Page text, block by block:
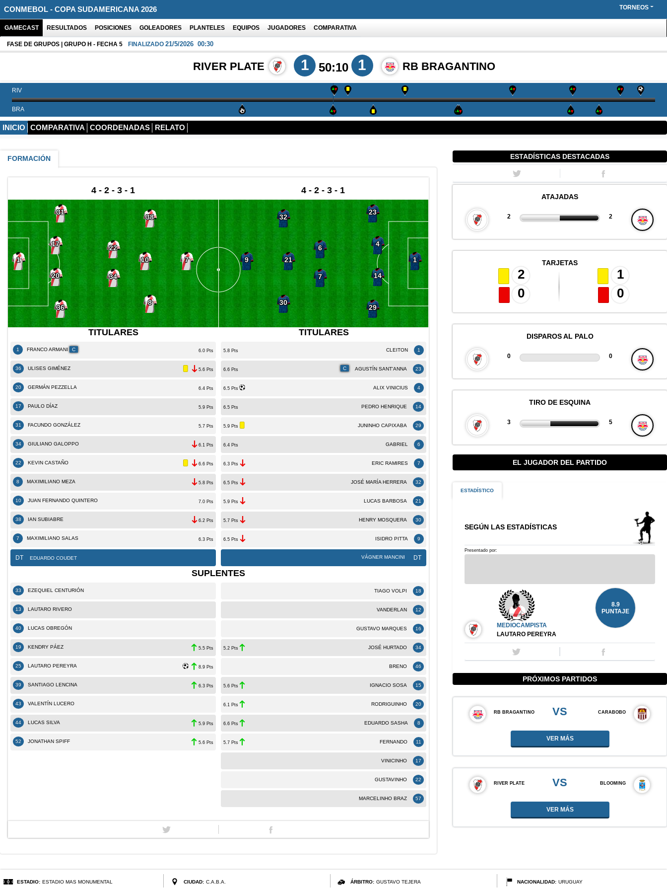
CONMEBOL - COPA SUDAMERICANA 2026 TORNEOS
GAMECAST RESULTADOS POSICIONES GOLEADORES PLANTELES EQUIPOS JUGADORES COMPARATIVA
FASE DE GRUPOS | GRUPO H - FECHA 5 FINALIZADO 21/5/2026 00:30
RIVER PLATE 1 50:10 1 RB BRAGANTINO
RIV
BRA
RELATO
COMPARATIVA COORDENADAS
INICIO
ESTADÍSTICAS DESTACADAS
ATAJADAS
2 2
TARJETAS
2
0
1
0
DISPAROS AL PALO
0 0
TIRO DE ESQUINA
3 5
FORMACIÓN
4 - 2 - 3 - 1
1
31
17
20
36
22
34
38
10
8
7
4 - 2 - 3 - 1
1
23
4
14
29
6
7
32
21
30
9
TITULARES
1 FRANCO ARMANI C 6.0 Pts
36 ULISES GIMÉNEZ 5.6 Pts
20 GERMÁN PEZZELLA 6.4 Pts
17 PAULO DÍAZ 5.9 Pts
31 FACUNDO GONZÁLEZ 5.7 Pts
34 GIULIANO GALOPPO 6.1 Pts
22 KEVIN CASTAÑO 6.6 Pts
8 MAXIMILIANO MEZA 5.8 Pts
10 JUAN FERNANDO QUINTERO 7.0 Pts
38 IAN SUBIABRE 6.2 Pts
7 MAXIMILIANO SALAS 6.3 Pts
DT EDUARDO COUDET
TITULARES
1
CLEITON
5.8 Pts
23
AGUSTÍN SANT'ANNA
C
6.6 Pts
4
ALIX VINICIUS
6.5 Pts
14
PEDRO HENRIQUE
6.5 Pts
29
JUNINHO CAPIXABA
5.9 Pts
6
GABRIEL
6.4 Pts
7
ERIC RAMIRES
6.3 Pts
32
JOSÉ MARÍA HERRERA
6.5 Pts
21
LUCAS BARBOSA
5.9 Pts
30
HENRY MOSQUERA
5.7 Pts
9
ISIDRO PITTA
6.5 Pts
DT
VÁGNER MANCINI
SUPLENTES
33 EZEQUIEL CENTURIÓN
13 LAUTARO RIVERO
40 LUCAS OBREGÓN
19 KENDRY PÁEZ 5.5 Pts
25 LAUTARO PEREYRA 8.9 Pts
39 SANTIAGO LENCINA 6.3 Pts
43 VALENTÍN LUCERO
44 LUCAS SILVA 5.9 Pts
52 JONATHAN SPIFF 5.6 Pts
18
TIAGO VOLPI
12
VANDERLAN
16
GUSTAVO MARQUES
34
JOSÉ HURTADO
5.2 Pts
46
BRENO
15
IGNACIO SOSA
5.6 Pts
20
RODRIGUINHO
6.1 Pts
8
EDUARDO SASHA
6.6 Pts
11
FERNANDO
5.7 Pts
17
VINICINHO
22
GUSTAVINHO
57
MARCELINHO BRAZ
EL JUGADOR DEL PARTIDO
ESTADÍSTICO
SEGÚN LAS ESTADÍSTICAS
Presentado por:
MEDIOCAMPISTA
LAUTARO PEREYRA
8.9
PUNTAJE
PRÓXIMOS PARTIDOS
RB BRAGANTINO VS CARABOBO
VER MÁS
RIVER PLATE VS BLOOMING
VER MÁS
ESTADIO: ESTADIO MAS MONUMENTAL CIUDAD: C.A.B.A. ÁRBITRO: GUSTAVO TEJERA NACIONALIDAD: URUGUAY